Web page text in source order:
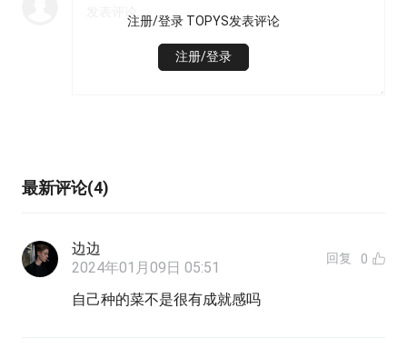
注册/登录 TOPYS发表评论
注册/登录
最新评论(4)
边边
2024年01月09日 05:51
回复 0
自己种的菜不是很有成就感吗